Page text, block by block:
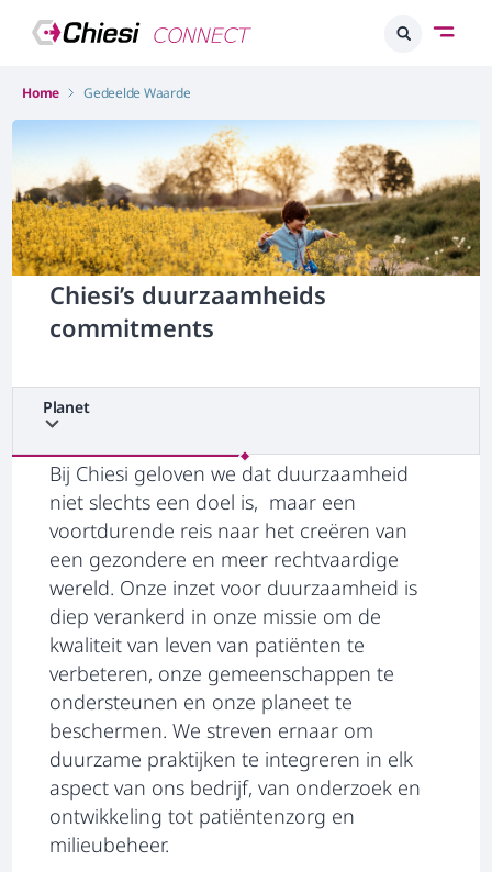
Home Gedeelde Waarde
Chiesi’s duurzaamheids
commitments
Planet
Bij Chiesi geloven we dat duurzaamheid
niet slechts een doel is, maar een
voortdurende reis naar het creëren van
een gezondere en meer rechtvaardige
wereld. Onze inzet voor duurzaamheid is
diep verankerd in onze missie om de
kwaliteit van leven van patiënten te
verbeteren, onze gemeenschappen te
ondersteunen en onze planeet te
beschermen. We streven ernaar om
duurzame praktijken te integreren in elk
aspect van ons bedrijf, van onderzoek en
ontwikkeling tot patiëntenzorg en
milieubeheer.